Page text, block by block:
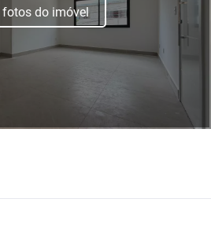
fotos do imóvel